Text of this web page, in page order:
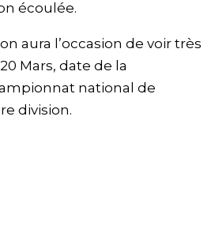
écoulée.
aura l’occasion de voir très
Mars, date de la
national de
division.